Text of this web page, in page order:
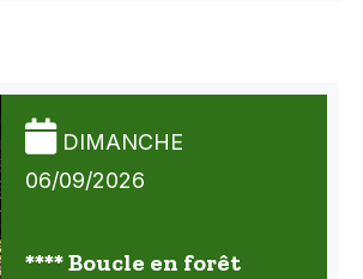
DIMANCHE
06/09/2026
**** Boucle en forêt